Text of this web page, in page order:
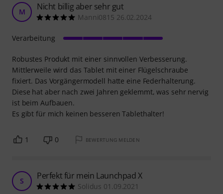
M Nicht billig aber sehr gut
Manni0815 26.02.2024
Robustes Produkt mit einer sinnvollen Verbesserung.
Mittlerweile wird das Tablet mit einer Flügelschraube
fixiert. Das Vorgängermodell hatte eine Federhalterung.
Diese hat aber nach zwei Jahren geklemmt, was sehr nervig
ist beim Aufbauen.
Es gibt für mich keinen besseren Tablethalter!
Verarbeitung
1 0 BEWERTUNG MELDEN
S Perfekt für mein Launchpad X
Solidus 01.09.2021